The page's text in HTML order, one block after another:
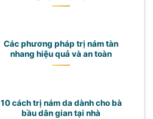
Các phương pháp trị nám tàn
nhang hiệu quả và an toàn
10 cách trị nám da dành cho bà
bầu dân gian tại nhà